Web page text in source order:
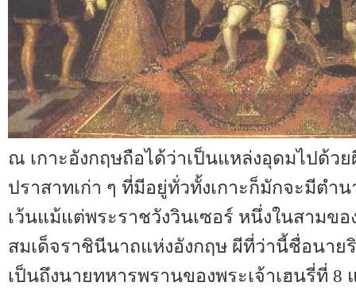
ณ เกาะอังกฤษถือได้ว่าเป็นแหล่งอุดมไปด้ว
ปราสาทเก่า ๆ ที่มีอยู่ทั่วทั้งเกาะก็มักจะมีตำ
เว้นแม้แต่พระราชวังวินเซอร์ หนึ่งในสามข
สมเด็จราชินีนาถแห่งอังกฤษ ผีที่ว่านี้ชื่อนาย
เป็นถึงนายทหารพรานของพระเจ้าเฮนรี่ที่